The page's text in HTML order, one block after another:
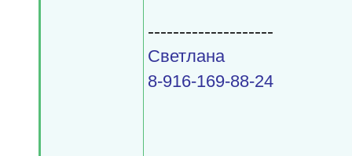
--------------------
Светлана
8-916-169-88-24